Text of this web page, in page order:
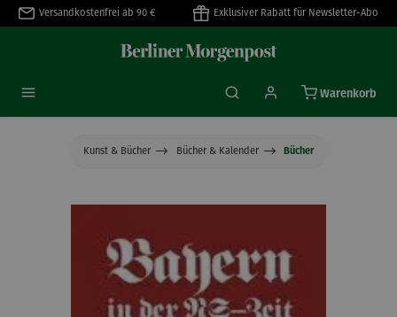
springen
Versandkostenfrei ab 90 € Exklusiver Rabatt für Newsletter-Abo
Warenkorb
Kunst & Bücher Bücher & Kalender Bücher